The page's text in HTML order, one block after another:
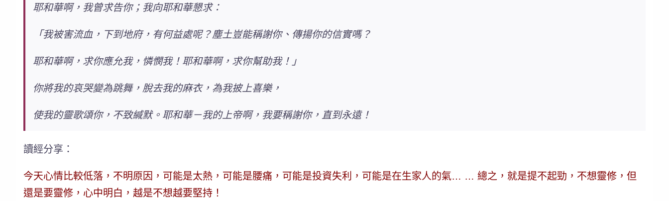
耶和華啊，我曾求告你；我向耶和華懇求：
「我被害流血，下到地府，有何益處呢？塵土豈能稱謝你、傳揚你的信實嗎？
耶和華啊，求你應允我，憐憫我！耶和華啊，求你幫助我！」
你將我的哀哭變為跳舞，脫去我的麻衣，為我披上喜樂，
使我的靈歌頌你，不致緘默。耶和華－我的上帝啊，我要稱謝你，直到永遠！
讀經分享：
今天心情比較低落，不明原因，可能是太熱，可能是腰痛，可能是投資失利，可能是在生家人的氣… … 總之，就是提不起勁，不想靈修，但
還是要靈修，心中明白， 越是不想越要堅持！